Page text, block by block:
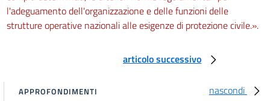
l'adeguamento dell'organizzazione e delle funzioni delle
strutture operative nazionali alle esigenze di protezione civile.».
articolo successivo
nascondi
APPROFONDIMENTI